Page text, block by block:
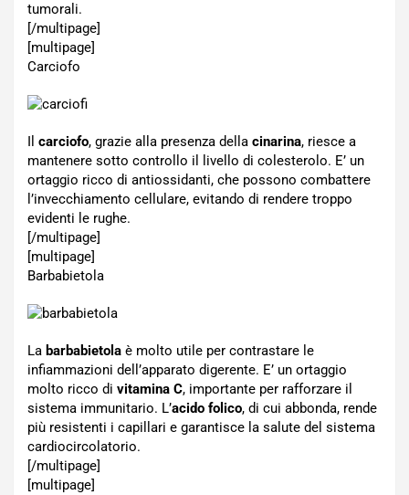
tumorali.
[/multipage]
[multipage]
Carciofo
Il carciofo, grazie alla presenza della cinarina, riesce a
mantenere sotto controllo il livello di colesterolo. E’ un
ortaggio ricco di antiossidanti, che possono combattere
l’invecchiamento cellulare, evitando di rendere troppo
evidenti le rughe.
[/multipage]
[multipage]
Barbabietola
La barbabietola è molto utile per contrastare le
infiammazioni dell’apparato digerente. E’ un ortaggio
molto ricco di vitamina C, importante per rafforzare il
sistema immunitario. L’acido folico, di cui abbonda, rende
più resistenti i capillari e garantisce la salute del sistema
cardiocircolatorio.
[/multipage]
[multipage]